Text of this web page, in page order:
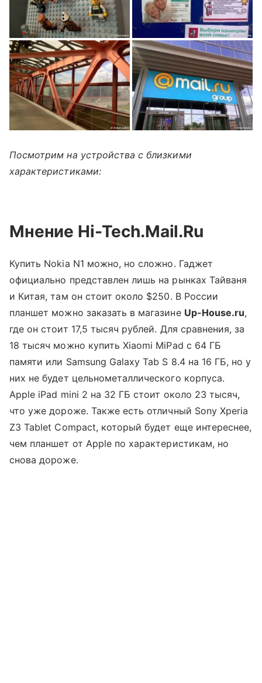
Посмотрим на устройства с близкими
характеристиками:
Мнение Hi-Tech.Mail.Ru
Купить Nokia N1 можно, но сложно. Гаджет
официально представлен лишь на рынках Тайваня
и Китая, там он стоит около $250. В России
планшет можно заказать в магазине Up-House.ru,
где он стоит 17,5 тысяч рублей. Для сравнения, за
18 тысяч можно купить Xiaomi MiPad с 64 ГБ
памяти или Samsung Galaxy Tab S 8.4 на 16 ГБ, но у
них не будет цельнометаллического корпуса.
Apple iPad mini 2 на 32 ГБ стоит около 23 тысяч,
что уже дороже. Также есть отличный Sony Xperia
Z3 Tablet Compact, который будет еще интереснее,
чем планшет от Apple по характеристикам, но
снова дороже.